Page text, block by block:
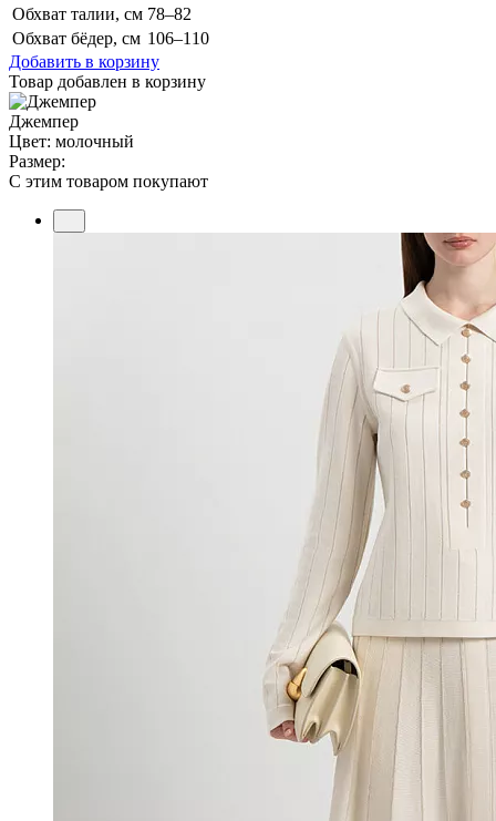
Обхват талии, см 78–82
Обхват бёдер, см 106–110
Добавить в корзину
Товар добавлен в корзину
Джемпер
Цвет: молочный
Размер:
С этим товаром покупают